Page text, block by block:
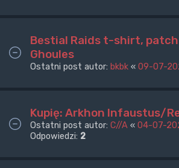
Bestial Raids t-shirt,
Ghoules
Ostatni post autor: bkbk « 09-07-
Kupię: Arkhon Infaustus/
Ostatni post autor: C//A « 04-07-
Odpowiedzi: 2